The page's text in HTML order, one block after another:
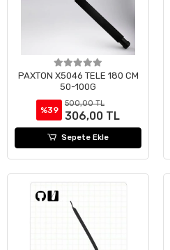
PAXTON X5046 TELE 180 CM
50-100G
%39
500,00 TL
306,00 TL
Sepete Ekle